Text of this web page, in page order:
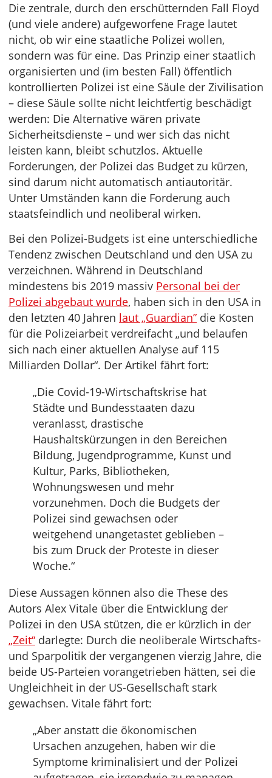
Die zentrale, durch den erschütternden Fall Floyd
(und viele andere) aufgeworfene Frage lautet
nicht, ob wir eine staatliche Polizei wollen,
sondern was für eine. Das Prinzip einer staatlich
organisierten und (im besten Fall) öffentlich
kontrollierten Polizei ist eine Säule der Zivilisation
– diese Säule sollte nicht leichtfertig beschädigt
werden: Die Alternative wären private
Sicherheitsdienste – und wer sich das nicht
leisten kann, bleibt schutzlos. Aktuelle
Forderungen, der Polizei das Budget zu kürzen,
sind darum nicht automatisch antiautoritär.
Unter Umständen kann die Forderung auch
staatsfeindlich und neoliberal wirken.
Bei den Polizei-Budgets ist eine unterschiedliche
Tendenz zwischen Deutschland und den USA zu
verzeichnen. Während in Deutschland
mindestens bis 2019 massiv Personal bei der
Polizei abgebaut wurde, haben sich in den USA in
den letzten 40 Jahren laut „Guardian” die Kosten
für die Polizeiarbeit verdreifacht „und belaufen
sich nach einer aktuellen Analyse auf 115
Milliarden Dollar“. Der Artikel fährt fort:
„Die Covid-19-Wirtschaftskrise hat
Städte und Bundesstaaten dazu
veranlasst, drastische
Haushaltskürzungen in den Bereichen
Bildung, Jugendprogramme, Kunst und
Kultur, Parks, Bibliotheken,
Wohnungswesen und mehr
vorzunehmen. Doch die Budgets der
Polizei sind gewachsen oder
weitgehend unangetastet geblieben –
bis zum Druck der Proteste in dieser
Woche.“
Diese Aussagen können also die These des
Autors Alex Vitale über die Entwicklung der
Polizei in den USA stützen, die er kürzlich in der
„Zeit“ darlegte: Durch die neoliberale Wirtschafts-
und Sparpolitik der vergangenen vierzig Jahre, die
beide US-Parteien vorangetrieben hätten, sei die
Ungleichheit in der US-Gesellschaft stark
gewachsen. Vitale fährt fort:
„Aber anstatt die ökonomischen
Ursachen anzugehen, haben wir die
Symptome kriminalisiert und der Polizei